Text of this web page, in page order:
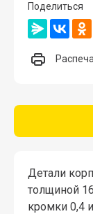
Поделиться
Детали
толщиной
кромки 0,4